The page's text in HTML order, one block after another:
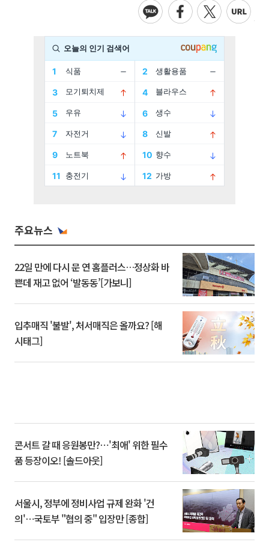
주요뉴스
22일 만에 다시 문 연 홈플러스…정상화 바
쁜데 재고 없어 ‘발동동’[가보니]
입추매직 '불발', 처서매직은 올까요? [해
시태그]
콘서트 갈 때 응원봉만?⋯'최애' 위한 필수
품 등장이오! [솔드아웃]
서울시, 정부에 정비사업 규제 완화 '건
의'⋯국토부 "협의 중" 입장만 [종합]